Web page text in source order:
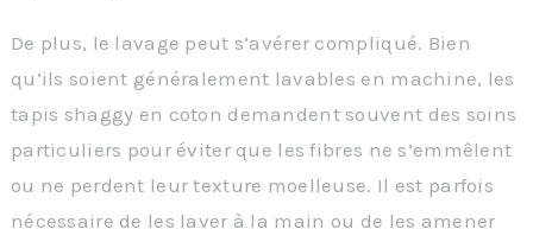
De plus, le lavage peut s’avérer compliqué. Bien
qu’ils soient généralement lavables en machine, les
tapis shaggy en coton demandent souvent des soins
particuliers pour éviter que les fibres ne s’emmêlent
ou ne perdent leur texture moelleuse. Il est parfois
nécessaire de les laver à la main ou de les amener